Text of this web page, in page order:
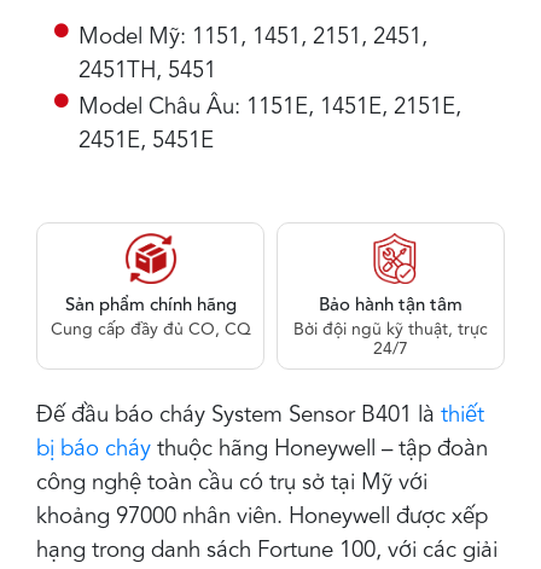
Model Mỹ: 1151, 1451, 2151, 2451,
2451TH, 5451
Model Châu Âu: 1151E, 1451E, 2151E,
2451E, 5451E
Sản phẩm chính hãng
Cung cấp đầy đủ CO, CQ
Bảo hành tận tâm
Bởi đội ngũ kỹ thuật, trực
24/7
Đế đầu báo cháy System Sensor B401 là thiết
bị báo cháy thuộc hãng Honeywell – tập đoàn
công nghệ toàn cầu có trụ sở tại Mỹ với
khoảng 97000 nhân viên. Honeywell được xếp
hạng trong danh sách Fortune 100, với các giải